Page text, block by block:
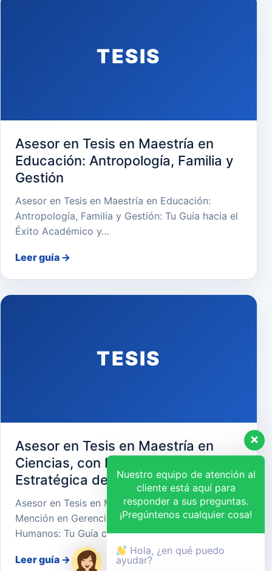
TESIS
Asesor en Tesis en Maestría en
Educación: Antropología, Familia y
Gestión
Asesor en Tesis en Maestría en Educación:
Antropología, Familia y Gestión: Tu Guía hacia el
Éxito Académico y…
Leer guía →
TESIS
Asesor en Tesis en Maestría en
Ciencias, con Mención en Gerencia
Estratégica de Recursos Humanos
Asesor en Tesis en Maestría en Ciencias, con
Mención en Gerencia Estratégica de Recursos
Humanos: Tu Guía cara…
Leer guía →
Nuestro equipo de atención al
cliente está aquí para
responder a sus preguntas.
¡Pregúntenos cualquier cosa!
Hola, ¿en qué puedo
ayudar?